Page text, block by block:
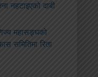
नहटाइएको दाबी
महासङ्घको
समितिमा रिता